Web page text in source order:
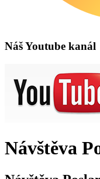
Náš Youtube kanál
Návštěva